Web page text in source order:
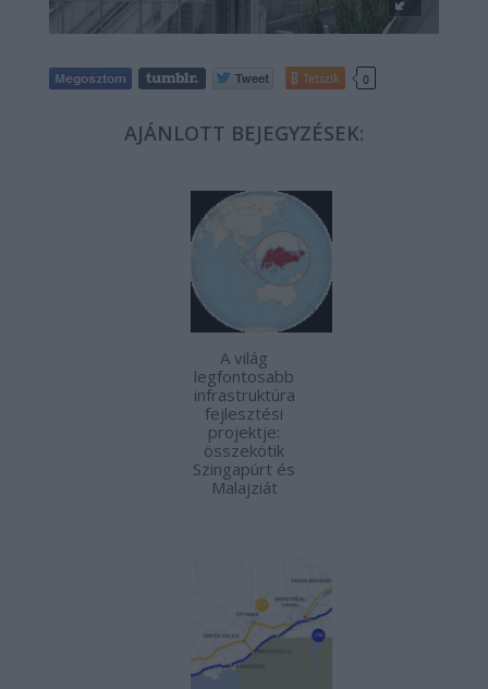
Tetszik 0
AJÁNLOTT BEJEGYZÉSEK:
A világ
legfontosabb
infrastruktúra
fejlesztési
projektje:
összekötik
Szingapúrt és
Malajziát